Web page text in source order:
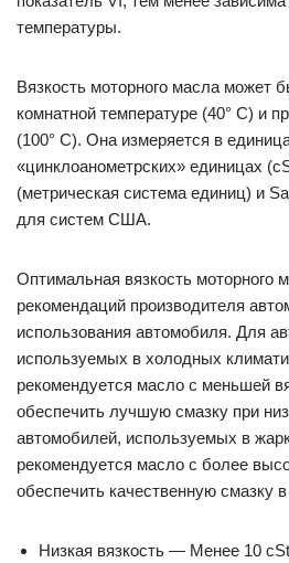
температуры.
Вязкость моторного масла может
комнатной температуре (40° C) и
(100° C). Она измеряется в
«цинклоанометрских» единицах
(метрическая система единиц) и
для систем США.
Оптимальная вязкость моторного
рекомендаций производителя
использования автомобиля. Для
используемых в холодных
рекомендуется масло с меньшей
обеспечить лучшую смазку при
автомобилей, используемых в
рекомендуется масло с более
обеспечить качественную смазку
Низкая вязкость — Менее 10